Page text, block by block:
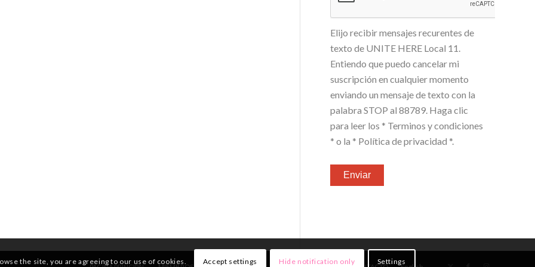
Elijo recibir mensajes recurentes de
texto de UNITE HERE Local 11.
Entiendo que puedo cancelar mi
suscripción en cualquier momento
enviando un mensaje de texto con la
palabra STOP al 88789. Haga clic
para leer los * Terminos y condiciones
* o la * Política de privacidad *.
the site, you are agreeing to our use of cookies. Accept settings Hide notification only Settings